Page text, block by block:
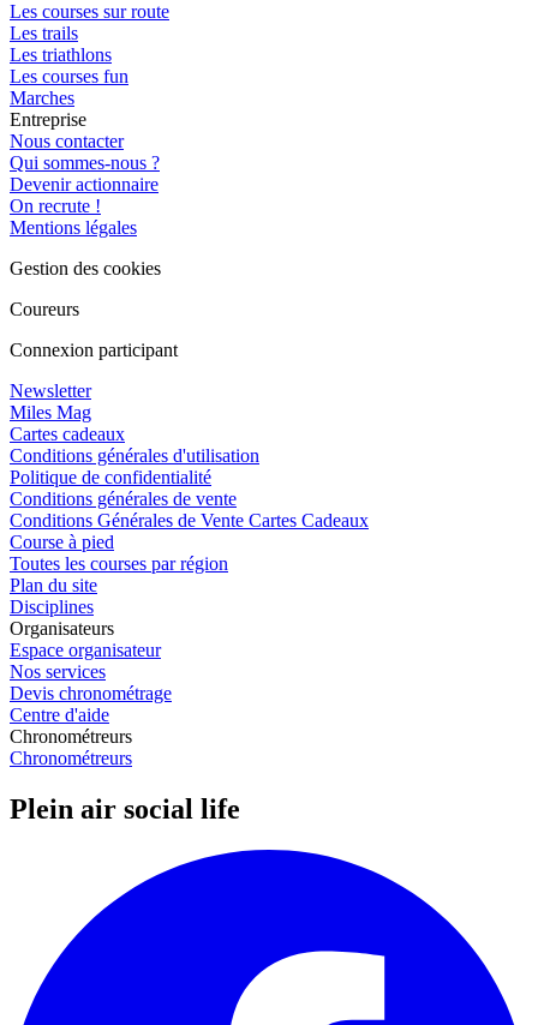
Les courses sur route
Les trails
Les triathlons
Les courses fun
Marches
Entreprise
Nous contacter
Qui sommes-nous ?
Devenir actionnaire
On recrute !
Mentions légales
Gestion des cookies
Coureurs
Connexion participant
Newsletter
Miles Mag
Cartes cadeaux
Conditions générales d'utilisation
Politique de confidentialité
Conditions générales de vente
Conditions Générales de Vente Cartes Cadeaux
Course à pied
Toutes les courses par région
Plan du site
Disciplines
Organisateurs
Espace organisateur
Nos services
Devis chronométrage
Centre d'aide
Chronométreurs
Chronométreurs
Plein air social life